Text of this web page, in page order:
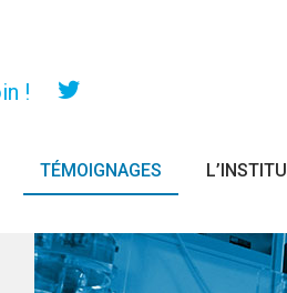
!
TÉMOIGNAGES